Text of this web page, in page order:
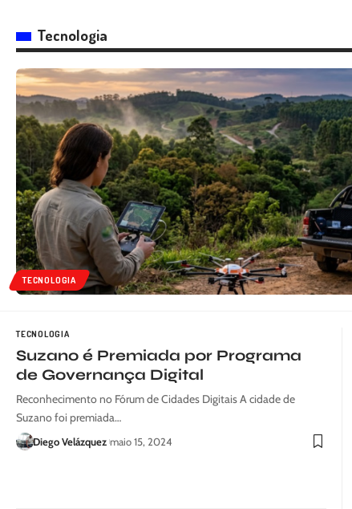
Tecnologia
TECNOLOGIA
TECNOLOGIA
Suzano é Premiada por Programa
de Governança Digital
Reconhecimento no Fórum de Cidades Digitais A cidade de
Suzano foi premiada…
Diego Velázquez maio 15, 2024